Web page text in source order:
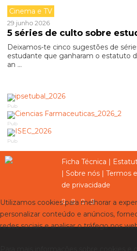
Cinema e TV
29 junho 2026
5 séries de culto sobre
Deixamos-te cinco sugestões de
estudante que ganharam o estatuto
an ...
Pub
Pub
Pub
Ficha Técnica |
| Sobre nós | Termos
de privacidade
Utilizamos cookies para melhorar a
personalizar conteúdo e anúncios,
redes sociais e analisar o tráfego nos